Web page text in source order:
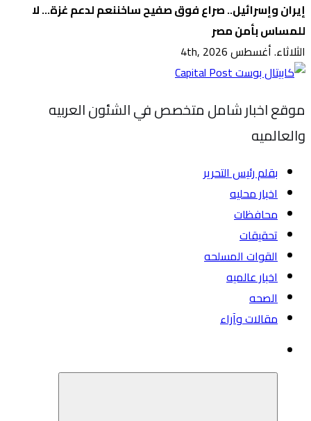
إيران وإسرائيل.. صراع فوق صفيح ساخننعم لدعم غزة… لا
للمساس بأمن مصر
الثلاثاء. أغسطس 4th, 2026
موقع اخبار شامل متخصص في الشئون العربيه
والعالميه
بقلم رئيس التحرير
اخبار محليه
محافظات
تحقيقات
القوات المسلحه
اخبار عالميه
الصحه
مقالات وآراء